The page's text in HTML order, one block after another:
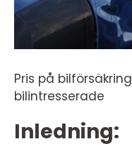
Pris på
bilintresserade
Inledning: